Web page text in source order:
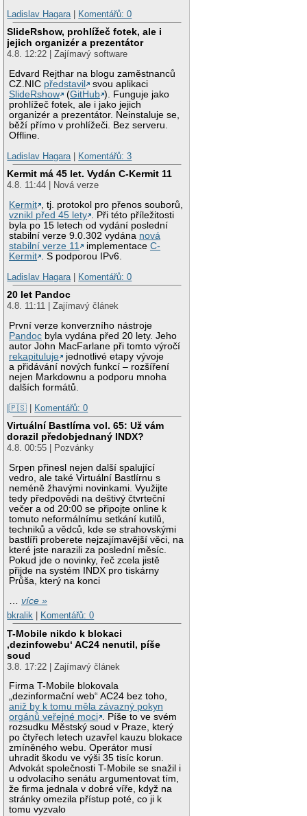
Ladislav Hagara | Komentářů: 0
SlideRshow, prohlížeč fotek, ale i
jejich organizér a prezentátor
4.8. 12:22 | Zajímavý software
Edvard Rejthar na blogu zaměstnanců
CZ.NIC představil
svou aplikaci
SlideRshow
(GitHub ). Funguje jako
prohlížeč fotek, ale i jako jejich
organizér a prezentátor. Neinstaluje se,
běží přímo v prohlížeči. Bez serveru.
Offline.
Ladislav Hagara | Komentářů: 3
Kermit má 45 let. Vydán C-Kermit 11
4.8. 11:44 | Nová verze
Kermit , tj. protokol pro přenos souborů,
vznikl před 45 lety . Při této příležitosti
byla po 15 letech od vydání poslední
stabilní verze 9.0.302 vydána nová
stabilní verze 11
implementaceC-
Kermit . S podporou IPv6.
Ladislav Hagara | Komentářů: 0
20 let Pandoc
4.8. 11:11 | Zajímavý článek
První verze konverzního nástroje
Pandoc byla vydána před 20 lety. Jeho
autor John MacFarlane při tomto výročí
rekapituluje
jednotlivé etapy vývoje
a přidávání nových funkcí – rozšíření
nejen Markdownu a podporu mnoha
dalších formátů.
|🇵🇸 | Komentářů: 0
Virtuální Bastlírna vol. 65: Už vám
dorazil předobjednaný INDX?
4.8. 00:55 | Pozvánky
Srpen přinesl nejen další spalující
vedro, ale také Virtuální Bastlírnu s
neméně žhavými novinkami. Využijte
tedy předpovědi na deštivý čtvrteční
večer a od 20:00 se připojte online k
tomuto neformálnímu setkání kutilů,
techniků a vědců, kde se strahovskými
bastlíři proberete nejzajímavější věci, na
které jste narazili za poslední měsíc.
Pokud jde o novinky, řeč zcela jistě
přijde na systém INDX pro tiskárny
Průša, který na konci
…více »
bkralik
Komentářů: 0
T-Mobile nikdo k blokaci
‚dezinfowebu‘ AC24 nenutil, píše
soud
3.8. 17:22 | Zajímavý článek
Firma T-Mobile blokovala
„dezinformační web“ AC24 bez toho,
aniž by k tomu měla závazný pokyn
orgánů veřejné moci . Píše to ve svém
rozsudku Městský soud v Praze, který
po čtyřech letech uzavřel kauzu blokace
zmíněného webu. Operátor musí
uhradit škodu ve výši 35 tisíc korun.
Advokát společnosti T-Mobile se snažil i
u odvolacího senátu argumentovat tím,
že firma jednala v dobré víře, když na
stránky omezila přístup poté, co ji k
tomu vyzvalo